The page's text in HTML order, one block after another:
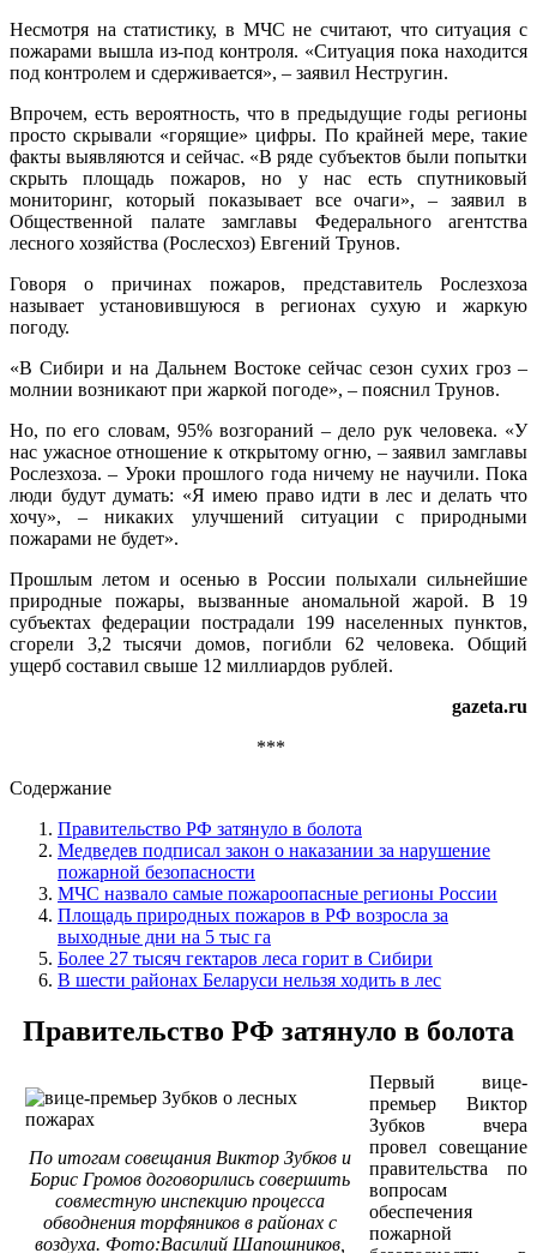
Несмотря на статистику, в МЧС не считают, что ситуация с
пожарами вышла из-под контроля. «Ситуация пока находится
под контролем и сдерживается», – заявил Нестругин.
Впрочем, есть вероятность, что в предыдущие годы регионы
просто скрывали «горящие» цифры. По крайней мере, такие
факты выявляются и сейчас. «В ряде субъектов были попытки
скрыть площадь пожаров, но у нас есть спутниковый
мониторинг, который показывает все очаги», – заявил в
Общественной палате замглавы Федерального агентства
лесного хозяйства (Рослесхоз) Евгений Трунов.
Говоря о причинах пожаров, представитель Рослезхоза
называет установившуюся в регионах сухую и жаркую
погоду.
«В Сибири и на Дальнем Востоке сейчас сезон сухих гроз –
молнии возникают при жаркой погоде», – пояснил Трунов.
Но, по его словам, 95% возгораний – дело рук человека. «У
нас ужасное отношение к открытому огню, – заявил замглавы
Рослезхоза. – Уроки прошлого года ничему не научили. Пока
люди будут думать: «Я имею право идти в лес и делать что
хочу», – никаких улучшений ситуации с природными
пожарами не будет».
Прошлым летом и осенью в России полыхали сильнейшие
природные пожары, вызванные аномальной жарой. В 19
субъектах федерации пострадали 199 населенных пунктов,
сгорели 3,2 тысячи домов, погибли 62 человека. Общий
ущерб составил свыше 12 миллиардов рублей.
gazeta.ru
***
Содержание
Правительство РФ затянуло в болота
Медведев подписал закон о наказании за нарушение
пожарной безопасности
МЧС назвало самые пожароопасные регионы России
Площадь природных пожаров в РФ возросла за
выходные дни на 5 тыс га
Более 27 тысяч гектаров леса горит в Сибири
В шести районах Беларуси нельзя ходить в лес
Правительство РФ затянуло в болота
По итогам совещания Виктор Зубков и
Борис Громов договорились совершить
совместную инспекцию процесса
обводнения торфяников в районах с
воздуха. Фото:Василий Шапошников,
Первый вице-
премьер Виктор
Зубков вчера
провел совещание
правительства по
вопросам
обеспечения
пожарной